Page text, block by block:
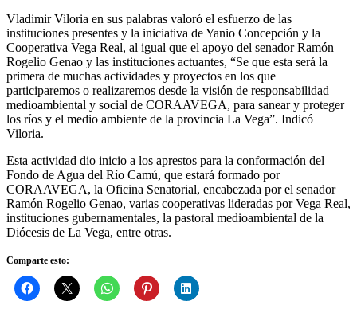
Vladimir Viloria en sus palabras valoró el esfuerzo de las
instituciones presentes y la iniciativa de Yanio Concepción y la
Cooperativa Vega Real, al igual que el apoyo del senador Ramón
Rogelio Genao y las instituciones actuantes, “Se que esta será la
primera de muchas actividades y proyectos en los que
participaremos o realizaremos desde la visión de responsabilidad
medioambiental y social de CORAAVEGA, para sanear y proteger
los ríos y el medio ambiente de la provincia La Vega”. Indicó
Viloria.
Esta actividad dio inicio a los aprestos para la conformación del
Fondo de Agua del Río Camú, que estará formado por
CORAAVEGA, la Oficina Senatorial, encabezada por el senador
Ramón Rogelio Genao, varias cooperativas lideradas por Vega Real,
instituciones gubernamentales, la pastoral medioambiental de la
Diócesis de La Vega, entre otras.
Comparte esto: